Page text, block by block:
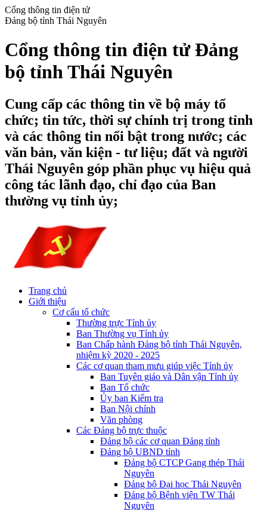
Cổng thông tin điện tử
Đảng bộ tỉnh Thái Nguyên
Cổng thông tin điện tử Đảng
bộ tỉnh Thái Nguyên
Cung cấp các thông tin về bộ máy tổ
chức; tin tức, thời sự chính trị trong tỉnh
và các thông tin nổi bật trong nước; các
văn bản, văn kiện - tư liệu; đất và người
Thái Nguyên góp phần phục vụ hiệu quả
công tác lãnh đạo, chỉ đạo của Ban
thường vụ tỉnh ủy;
Trang chủ
Giới thiệu
Cơ cấu tổ chức
Thường trực Tỉnh ủy
Ban Thường vụ Tỉnh ủy
Ban Chấp hành Đảng bộ tỉnh Thái Nguyên,
nhiệm kỳ 2020 - 2025
Các cơ quan tham mưu giúp việc Tỉnh ủy
Ban Tuyên giáo và Dân vận Tỉnh ủy
Ban Tổ chức
Ủy ban Kiểm tra
Ban Nội chính
Văn phòng
Các Đảng bộ trực thuộc
Đảng bộ các cơ quan Đảng tỉnh
Đảng bộ UBND tỉnh
Đảng bộ CTCP Gang thép Thái
Nguyên
Đảng bộ Đại học Thái Nguyên
Đảng bộ Bệnh viện TW Thái
Nguyên